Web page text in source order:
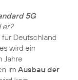
5G
er?
für Deutschland
wird ein
Jahre
im Ausbau der